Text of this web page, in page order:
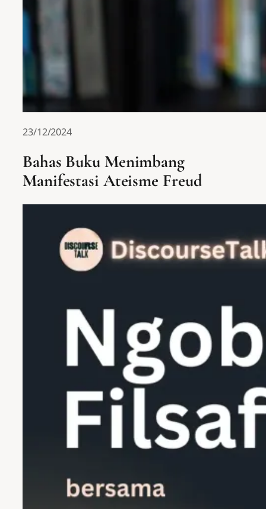
23/12/2024
Bahas Buku Menimbang
Manifestasi Ateisme Freud